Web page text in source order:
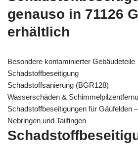
genauso in 71126
erhältlich
Besondere kontaminierter Gebäudeteile
Schadstoffbeseitigung
Schadstoffsanierung (BGR128)
Wasserschäden &
Schadstoffbeseitigungen für Gäufelden
Nebringen und Tailfingen